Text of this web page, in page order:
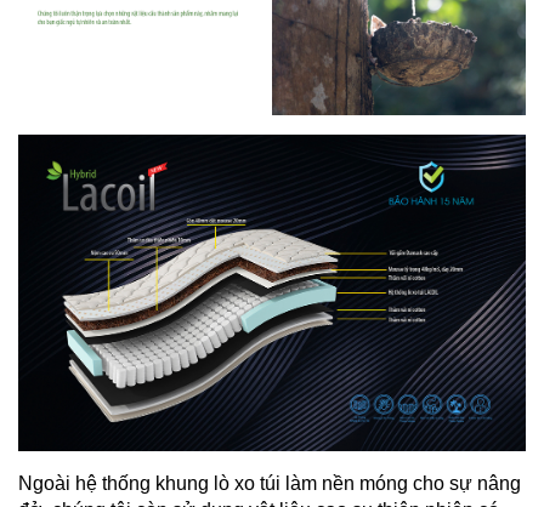
Ngoài hệ thống khung lò xo túi làm nền móng cho sự nâng